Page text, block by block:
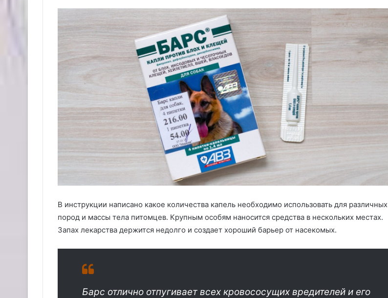
В инструкции написано какое количества капель необходимо использовать для различных
пород и массы тела питомцев. Крупным особям наносится средства в нескольких местах.
Запах лекарства держится недолго и создает хороший барьер от насекомых.
Барс отлично отпугивает всех кровососущих вредителей и его